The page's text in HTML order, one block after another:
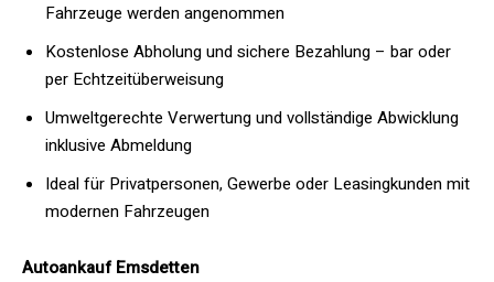
Fahrzeuge werden angenommen
Kostenlose Abholung und sichere Bezahlung – bar oder
per Echtzeitüberweisung
Umweltgerechte Verwertung und vollständige Abwicklung
inklusive Abmeldung
Ideal für Privatpersonen, Gewerbe oder Leasingkunden mit
modernen Fahrzeugen
Autoankauf Emsdetten